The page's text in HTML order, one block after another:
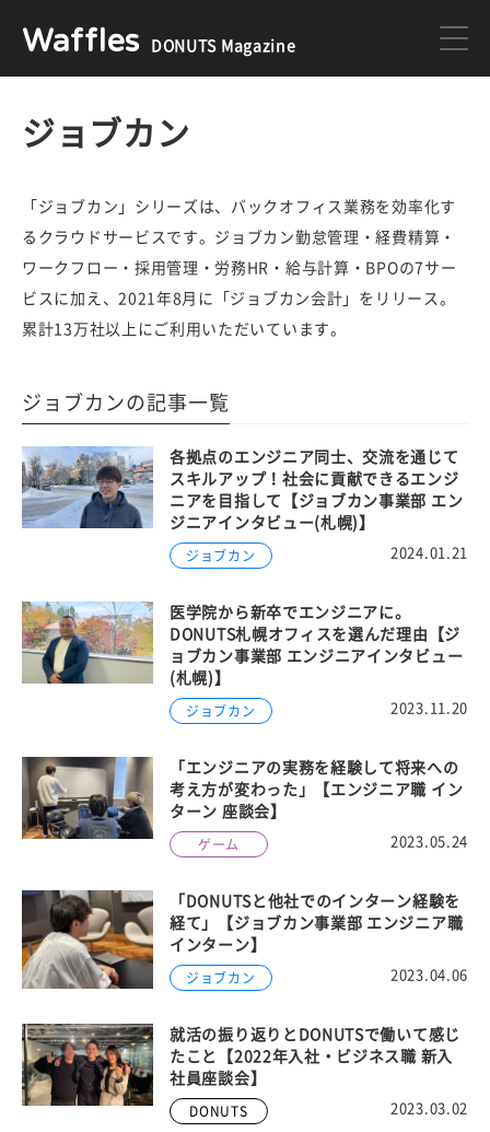
Waffles DONUTS Magazine
DONUTS
ミクチャ ゲーム
医療 イベント
ジョブカン
「ジョブカン」シリーズは、バックオフィス業務を効率化す
るクラウドサービスです。ジョブカン勤怠管理・経費精算・
ワークフロー・採用管理・労務HR・給与計算・BPOの7サー
ビスに加え、2021年8月に「ジョブカン会計」をリリース。
累計13万社以上にご利用いただいています。
ジョブカンの記事一覧
ジョブカン 2024.01.21
各拠点のエンジニア同士、交流を通じて
スキルアップ！社会に貢献できるエンジ
ニアを目指して【ジョブカン事業部 エン
ジニアインタビュー(札幌)】
ジョブカン 2023.11.20
医学院から新卒でエンジニアに。
DONUTS札幌オフィスを選んだ理由【ジ
ョブカン事業部 エンジニアインタビュー
(札幌)】
ゲーム 2023.05.24
「エンジニアの実務を経験して将来への
考え方が変わった」【エンジニア職 イン
ターン 座談会】
ジョブカン 2023.04.06
「DONUTSと他社でのインターン経験を
経て」【ジョブカン事業部 エンジニア職
インターン】
DONUTS 2023.03.02
就活の振り返りとDONUTSで働いて感じ
たこと【2022年入社・ビジネス職 新入
社員座談会】